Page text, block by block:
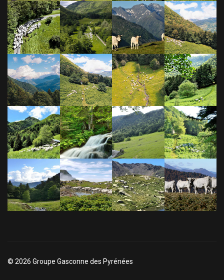
© 2026 Groupe Gasconne des Pyrénées